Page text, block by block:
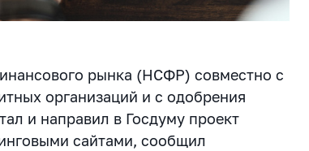
рынка (НСФР) совместно с
организаций и с одобрения
и направил в Госдуму проект
сайтами, сообщил